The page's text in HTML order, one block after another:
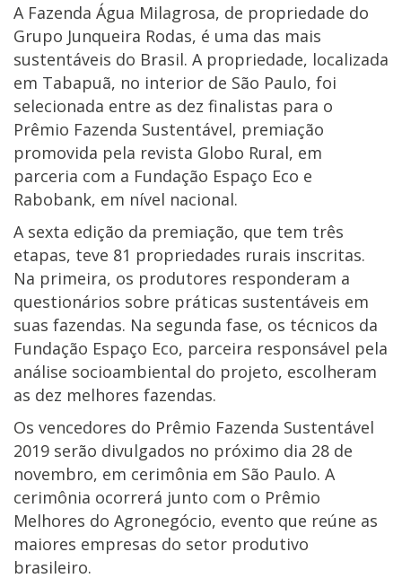
A Fazenda Água Milagrosa, de propriedade do
Grupo Junqueira Rodas, é uma das mais
sustentáveis do Brasil. A propriedade, localizada
em Tabapuã, no interior de São Paulo, foi
selecionada entre as dez finalistas para o
Prêmio Fazenda Sustentável, premiação
promovida pela revista Globo Rural, em
parceria com a Fundação Espaço Eco e
Rabobank, em nível nacional.
A sexta edição da premiação, que tem três
etapas, teve 81 propriedades rurais inscritas.
Na primeira, os produtores responderam a
questionários sobre práticas sustentáveis em
suas fazendas. Na segunda fase, os técnicos da
Fundação Espaço Eco, parceira responsável pela
análise socioambiental do projeto, escolheram
as dez melhores fazendas.
Os vencedores do Prêmio Fazenda Sustentável
2019 serão divulgados no próximo dia 28 de
novembro, em cerimônia em São Paulo. A
cerimônia ocorrerá junto com o Prêmio
Melhores do Agronegócio, evento que reúne as
maiores empresas do setor produtivo
brasileiro.